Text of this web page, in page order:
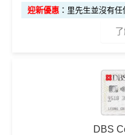
查看更多信用卡詳情及
於Visa Platinum每個曆月
港幣支付外國註册商
商戶
淨睇本地簽賬回贈1%
迎新優惠 ：里先生並沒有
fresh
指定類別簽賬高達5%
DBS